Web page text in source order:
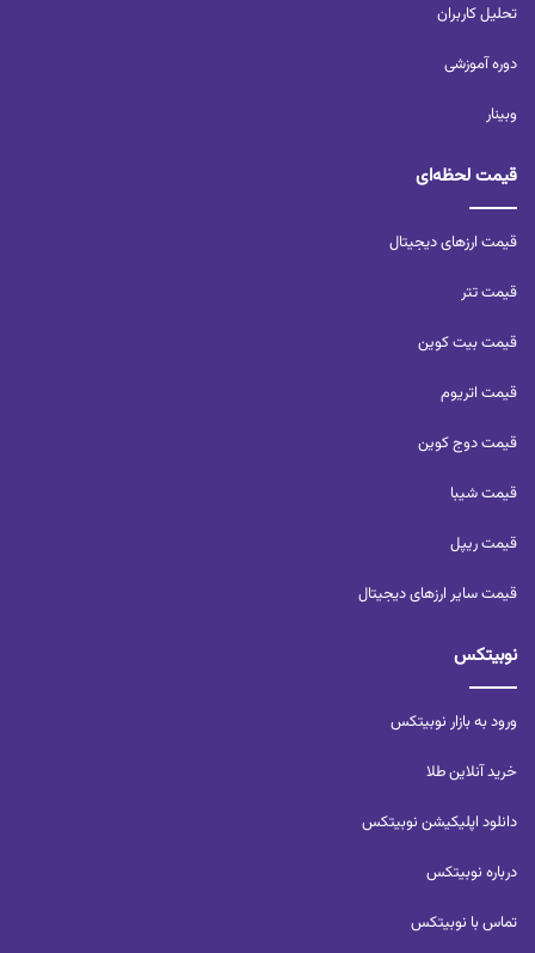
تحلیل کاربران‌
دوره آموزشی
وبینار
قیمت لحظه‌ای
قیمت ارزهای دیجیتال
قیمت تتر
قیمت بیت کوین
قیمت اتریوم
قیمت دوج کوین
قیمت شیبا
قیمت ریپل
قیمت سایر ارزهای دیجیتال
نوبیتکس
ورود به بازار نوبیتکس
خرید آنلاین طلا
دانلود اپلیکیشن نوبیتکس
درباره نوبیتکس
تماس با نوبیتکس